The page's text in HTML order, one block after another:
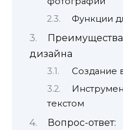
Функции
дизайна
Создание
текстом
Вопрос-ответ: